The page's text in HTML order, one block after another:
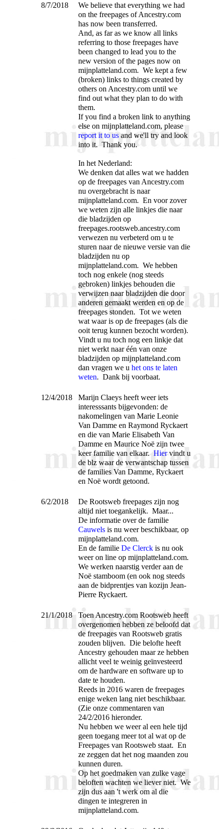
8/7/2018
We believe that everything we had
on the freepages of Ancestry.com
has now been transferred.
And, as far as we know all links
referring to those freepages have
been changed to lead you to the
new version of the pages now on
mijnplatteland.com. We kept a few
(broken) links to things created by
others on Ancestry.com until we
find out what they plan to do with
them.
If you find a broken link to anything
else on mijnplatteland.com, please
report it to usand we'll try and look
into it. Thank you.
In het Nederland:
We denken dat alles wat we hadden
op de freepages van Ancestry.com
nu overgebracht is naar
mijnplatteland.com. En voor zover
we weten zijn alle linkjes die naar
die bladzijden op
freepages.rootsweb.ancestry.com
verwezen nu verbeterd om u te
sturen naar de nieuwe versie van die
bladzijden nu op
mijnplatteland.com. We hebben
toch nog enkele (nog steeds
gebroken) linkjes behouden die
verwijzen naar bladzijden die door
anderen gemaakt werden en op de
freepages stonden. Tot we weten
wat waar is op de freepages (als die
ooit terug kunnen bezocht worden).
Vindt u nu toch nog een linkje dat
niet werkt naar één van onze
bladzijden op mijnplatteland.com
dan vragen we u het ons te laten
weten. Dank bij voorbaat.
12/4/2018
Marijn Claeys heeft weer iets
interesssants bijgevonden: de
nakomelingen van Marie Leonie
Van Damme en Raymond Ryckaert
en die van Marie Elisabeth Van
Damme en Maurice Noë zijn twee
keer familie van elkaar.Hiervindt u
de blz waar de verwantschap tussen
de families Van Damme, Ryckaert
en Noë wordt getoond.
6/2/2018
De Rootsweb freepages zijn nog
altijd niet toegankelijk. Maar...
De informatie over de familie
Cauwelsis nu weer beschikbaar, op
mijnplatteland.com.
En de familie De Clerckis nu ook
weer on line op mijnplatteland.com.
We werken naarstig verder aan de
Noë stamboom (en ook nog steeds
aan de bidprentjes van kozijn Jean-
Pierre Ryckaert.
21/1/2018
Toen Ancestry.com Rootsweb heeft
overgenomen hebben ze beloofd dat
de freepages van Rootsweb gratis
zouden blijven. Die belofte heeft
Ancestry gehouden maar ze hebben
allicht veel te weinig geïnvesteerd
om de hardware en software up to
date te houden.
Reeds in 2016 waren de freepages
enige weken lang niet beschikbaar.
(Zie onze commentaren van
24/2/2016 hieronder.
Nu hebben we weer al een hele tijd
geen toegang meer tot al wat op de
Freepages van Rootsweb staat. En
ze zeggen dat het nog maanden zou
kunnen duren.
Op het goedmaken van zulke vage
beloften wachten we liever niet. We
zijn dus aan 't werk om al die
dingen te integreren in
mijnplatteland.com.